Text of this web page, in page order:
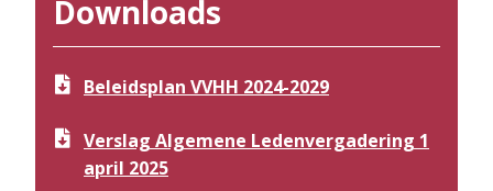
Downloads
Beleidsplan VVHH 2024-2029
Verslag Algemene Ledenvergadering 1
april 2025